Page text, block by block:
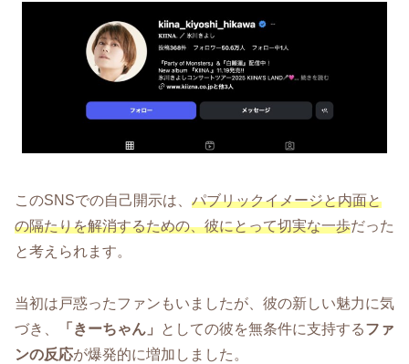
このSNSでの自己開示は、 パブリックイメージと内面と
の隔たりを解消するための、彼にとって切実な一歩だった
と考えられます。
当初は戸惑ったファンもいましたが、彼の新しい魅力に気
づき、
「きーちゃん」 としての彼を無条件に支持するファ
ンの反応が爆発的に増加しました。